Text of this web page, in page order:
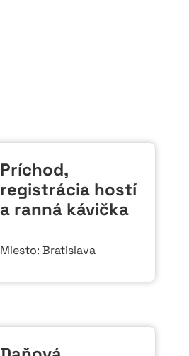
Príchod,
registrácia hostí
a ranná kávička
Miesto: Bratislava